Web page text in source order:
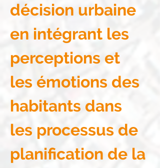
décision urbaine
en intégrant les
perceptions et
les émotions des
habitants dans
les processus de
planification de la